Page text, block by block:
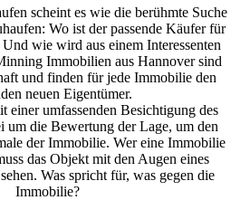
scheint es wie die berühmte Suche
Wo ist der passende Käufer für
wie wird aus einem Interessenten
Immobilien aus Hannover sind
und finden für jede Immobilie den
neuen Eigentümer.
einer umfassenden Besichtigung des
um die Bewertung der Lage, um den
der Immobilie. Wer eine Immobilie
das Objekt mit den Augen eines
Was spricht für, was gegen die
Immobilie?